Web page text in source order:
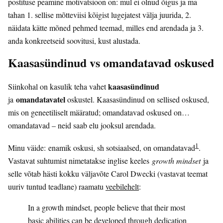
tahan 1. sellise mõtteviisi kõigist lugejatest välja juurida, 2.
näidata kätte mõned pehmed teemad, milles end arendada ja 3.
anda konkreetseid soovitusi, kust alustada.
Kaasasündinud vs omandatavad oskused
Siinkohal on kasulik teha vahetkaasasündinud
ja omandatavateloskustel. Kaasasündinud on sellised oskused,
mis on geneetiliselt määratud; omandatavad oskused on…
omandatavad – neid saab elu jooksul arendada.
Minu väide: enamik oskusi, sh sotsiaalsed, on omandatavad1 .
Vastavat suhtumist nimetatakse inglise keeles growth mindsetja
selle võtab hästi kokku väljavõte Carol Dwecki (vastavat teemat
uuriv tuntud teadlane) raamatu veebilehelt:
In a growth mindset, people believe that their most
basic abilities can be developed through dedication